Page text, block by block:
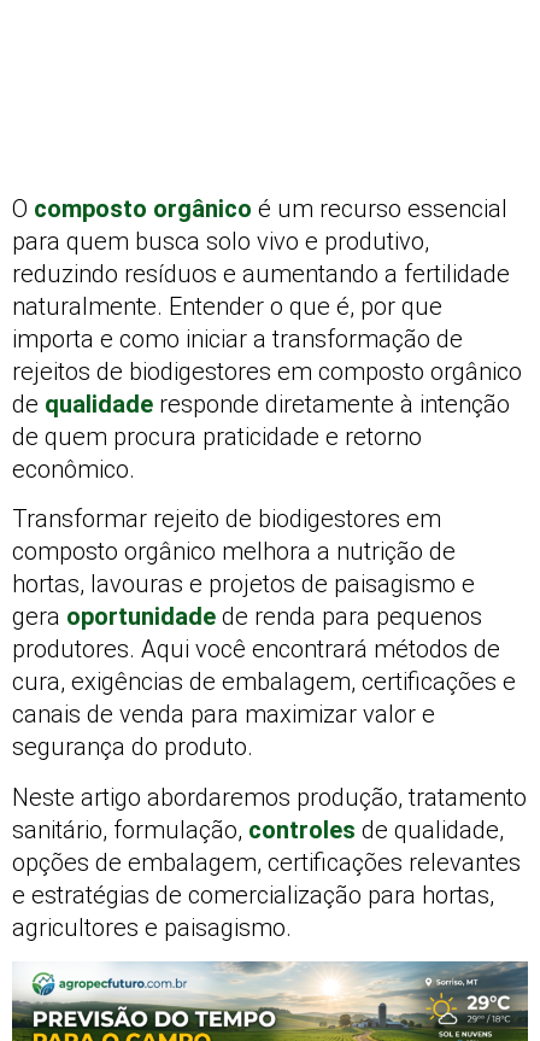
O composto orgânico é um recurso essencial
para quem busca solo vivo e produtivo,
reduzindo resíduos e aumentando a fertilidade
naturalmente. Entender o que é, por que
importa e como iniciar a transformação de
rejeitos de biodigestores em composto orgânico
de qualidade responde diretamente à intenção
de quem procura praticidade e retorno
econômico.
Transformar rejeito de biodigestores em
composto orgânico melhora a nutrição de
hortas, lavouras e projetos de paisagismo e
gera oportunidade de renda para pequenos
produtores. Aqui você encontrará métodos de
cura, exigências de embalagem, certificações e
canais de venda para maximizar valor e
segurança do produto.
Neste artigo abordaremos produção, tratamento
sanitário, formulação, controles de qualidade,
opções de embalagem, certificações relevantes
e estratégias de comercialização para hortas,
agricultores e paisagismo.